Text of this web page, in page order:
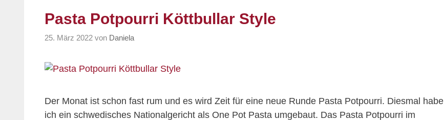
Pasta Potpourri Köttbullar Style
25. März 2022 von Daniela
Der Monat ist schon fast rum und es wird Zeit für eine neue Runde Pasta Potpourri. Diesmal habe
ich ein schwedisches Nationalgericht als One Pot Pasta umgebaut. Das Pasta Potpourri im